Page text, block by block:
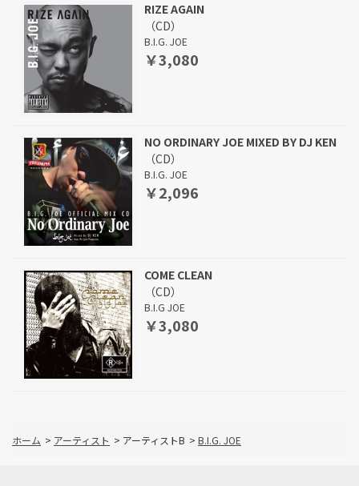
RIZE AGAIN
（CD）
B.I.G. JOE
￥3,080
NO ORDINARY JOE MIXED BY DJ KEN
（CD）
B.I.G. JOE
￥2,096
COME CLEAN
（CD）
B.I.G JOE
￥3,080
ホーム > アーティスト > アーティストB > B.I.G. JOE